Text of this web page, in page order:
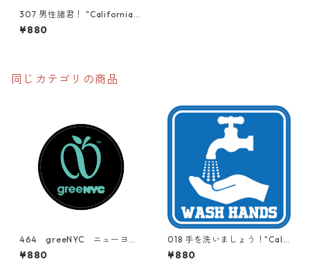
307 男性諸君！ "California
Market Center" アメリカン
ステッカー スーツケース
¥880
同じカテゴリの商品
464 greeNYC ニューヨー
クタクシー アイドリングス
トップ "California Market
¥880
018 手を洗いましょう！"Calif
ornia Market Center" アメ
リカンステッカー スーツケ
¥880